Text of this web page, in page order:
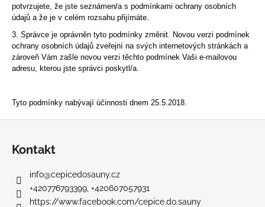
potvrzujete, že jste seznámen/a s podmínkami ochrany osobních
údajů a že je v celém rozsahu přijímáte.
3. Správce je oprávněn tyto podmínky změnit. Novou verzi podmínek
ochrany osobních údajů zveřejní na svých internetových stránkách a
zároveň Vám zašle novou verzi těchto podmínek Vaši e-mailovou
adresu, kterou jste správci poskytl/a.
Tyto podmínky nabývají účinnosti dnem 25.5.2018.
Kontakt
info@cepicedosauny.cz
+420776793399, +420607057931
https://www.facebook.com/cepice.do.sauny